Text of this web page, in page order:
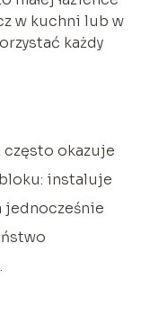
w kuchni lub w
każdy
często okazuje
instaluje
jednocześnie